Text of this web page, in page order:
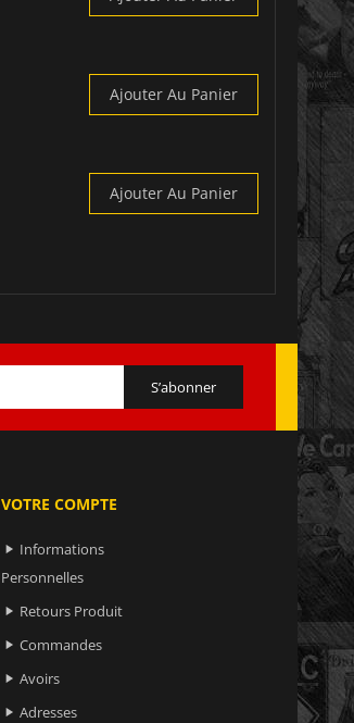
Ajouter Au Panier
Ajouter Au Panier
VOTRE COMPTE
 Informations
Personnelles
 Retours Produit
 Commandes
 Avoirs
 Adresses